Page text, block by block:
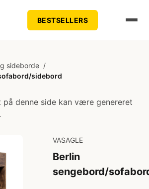
BESTSELLERS
sideborde /
sidebord
på denne side kan være genereret
VASAGLE
Berlin
sengebord/